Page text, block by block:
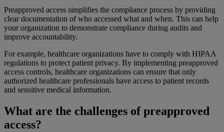
Preapproved access simplifies the compliance process by providing
clear documentation of who accessed what and when. This can help
your organization to demonstrate compliance during audits and
improve accountability.
For example, healthcare organizations have to comply with HIPAA
regulations to protect patient privacy. By implementing preapproved
access controls, healthcare organizations can ensure that only
authorized healthcare professionals have access to patient records
and sensitive medical information.
What are the challenges of preapproved
access?